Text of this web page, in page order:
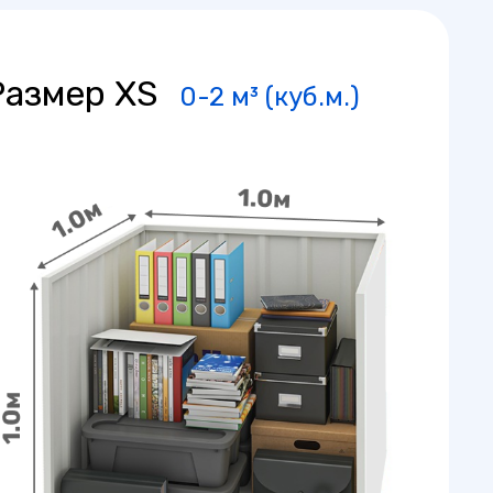
XS 0-2 м³ (куб.м.)